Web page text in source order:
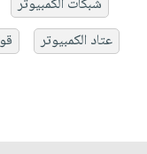
شبكات الكمبيوتر
عتاد الكمبيوتر